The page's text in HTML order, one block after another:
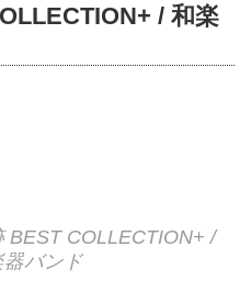
/ 和楽
BEST COLLECTION+ /
器バンド